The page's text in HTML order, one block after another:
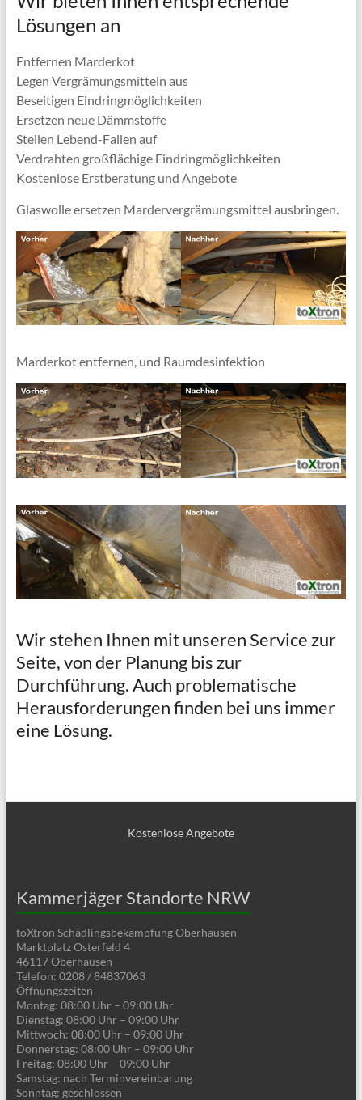
Lösungen an
Entfernen Marderkot
Legen Vergrämungsmitteln aus
Beseitigen Eindringmöglichkeiten
Ersetzen neue Dämmstoffe
Stellen Lebend-Fallen auf
Verdrahten großflächige Eindringmöglichkeiten
Kostenlose Erstberatung und Angebote
Glaswolle ersetzen Mardervergrämungsmittel ausbringen.
Marderkot entfernen, und Raumdesinfektion
Wir stehen Ihnen mit unseren Service zur
Seite, von der Planung bis zur
Durchführung. Auch problematische
Herausforderungen finden bei uns immer
eine Lösung.
Kostenlose Angebote
Kammerjäger Standorte NRW
toXtron Schädlingsbekämpfung Oberhausen
Marktplatz Osterfeld 4
46117 Oberhausen
Telefon: 0208 / 84837063
Öffnungszeiten
Montag: 08:00 Uhr – 09:00 Uhr
Dienstag: 08:00 Uhr – 09:00 Uhr
Mittwoch: 08:00 Uhr – 09:00 Uhr
Donnerstag: 08:00 Uhr – 09:00 Uhr
Freitag: 08:00 Uhr – 09:00 Uhr
Samstag: nach Terminvereinbarung
Sonntag: geschlossen